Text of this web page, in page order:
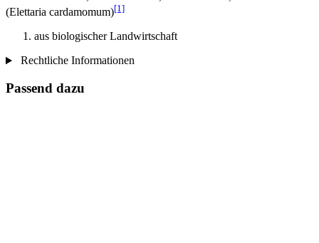
(Elettaria cardamomum)[1]
aus biologischer Landwirtschaft
Rechtliche Informationen
Passend dazu